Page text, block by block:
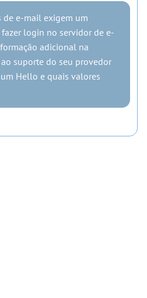
de e-mail exigem um
login no servidor de e-
adicional na
suporte do seu provedor
Hello e quais valores